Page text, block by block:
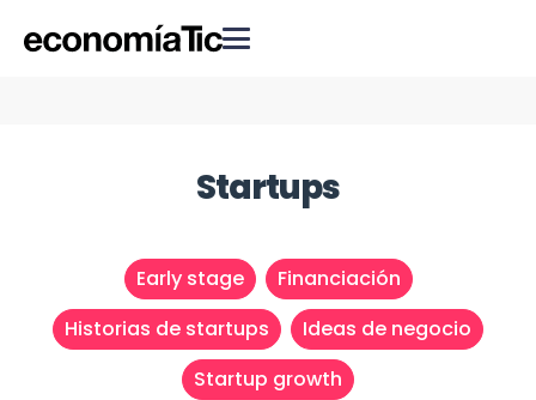
Startups
Early stage
Financiación
Historias de startups
Ideas de negocio
Startup growth